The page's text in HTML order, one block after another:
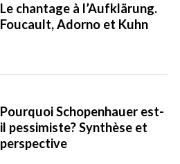
Le chantage à l’Aufklärung.
Foucault, Adorno et Kuhn
Pourquoi Schopenhauer est-
il pessimiste? Synthèse et
perspective